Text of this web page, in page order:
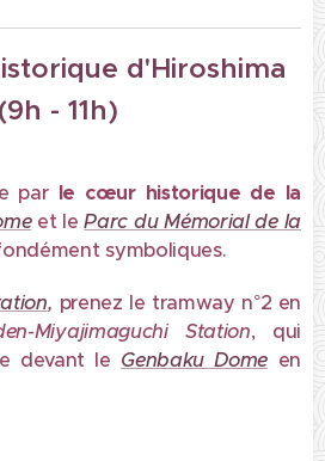
d'Hiroshima
(9h - 11h)
par le cœur historique de la
et leParc du Mémorial de la
symboliques.
, prenez le tramway n°2 en
Miyajimaguchi Station, qui
devant le Genbaku Dome en